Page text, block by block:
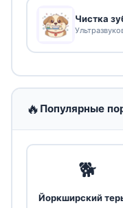
Чистка
🔥 Популярные
🐕
Йоркширский